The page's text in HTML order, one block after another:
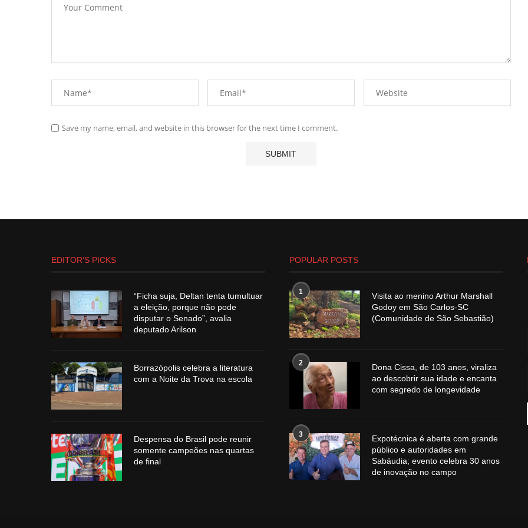
Save my name, email, and website in this browser for the next time I comment.
EDITOR’S PICKS
“Ficha suja, Deltan tenta tumultuar
a eleição, porque não pode
disputar o Senado”, avalia
deputado Arilson
Borrazópolis celebra a literatura
com a Noite da Trova na escola
Despensa do Brasil pode reunir
somente campeões nas quartas
de final
POPULAR POSTS
1
Visita ao menino Arthur Marshall
Godoy em São Carlos-SC
(Comunidade de São Sebastião)
2
Dona Cissa, de 103 anos, viraliza
ao descobrir sua idade e encanta
com segredo de longevidade
3
Expotécnica é aberta com grande
público e autoridades em
Sabáudia; evento celebra 30 anos
de inovação no campo